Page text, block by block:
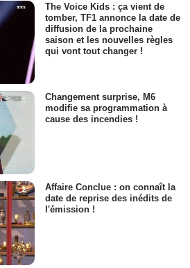
The Voice Kids : ça vient de
tomber, TF1 annonce la date de
diffusion de la prochaine
saison et les nouvelles règles
qui vont tout changer !
Changement surprise, M6
modifie sa programmation à
cause des incendies !
Affaire Conclue : on connaît la
date de reprise des inédits de
l'émission !